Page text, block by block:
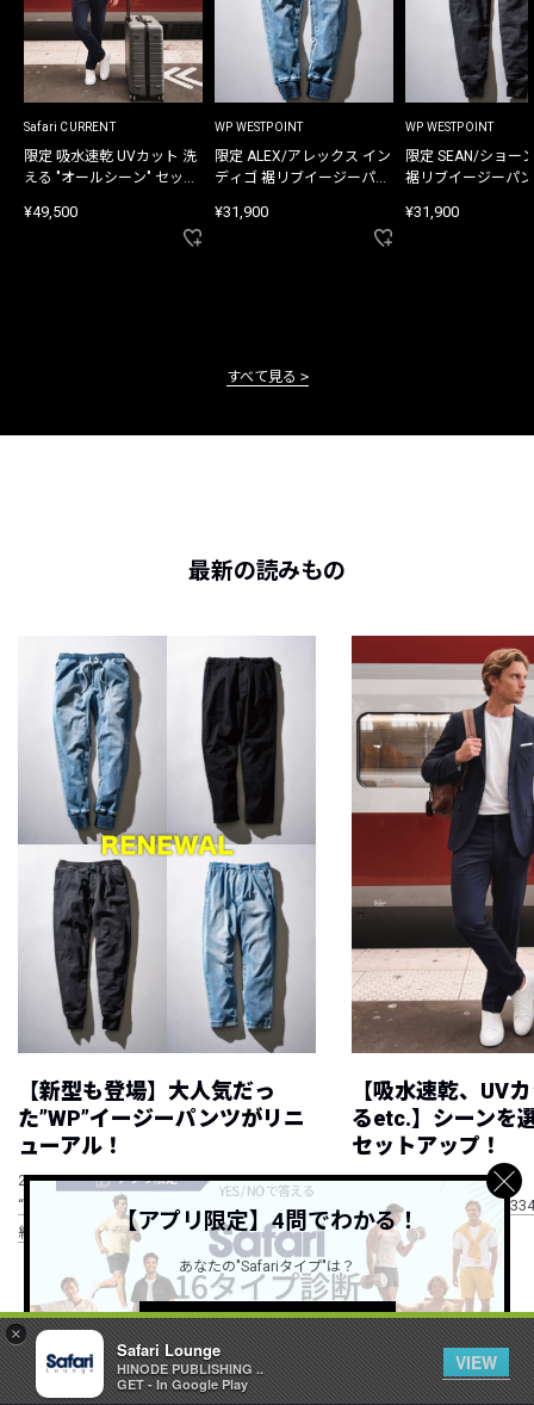
×
Safari Lounge
HINODE PUBLISHING ..
GET - In Google Play
VIEW
Safari CURRENT
限定 吸水速乾 UVカット 洗
える "オールシーン" セット
¥49,500
WP WESTPOINT
限定 ALEX/アレックス イン
ディゴ 裾リブイージーパン
¥31,900
WP WESTPOINT
限定 SEAN/ショー
裾リブイージーパ
¥31,900
すべて見る
最新の読みもの
【新型も登場】大人気だっ
た”WP”イージーパンツがリニ
ューアル！
2026.08.08
NEW
“WP”のイージーパンツを徹底解説&コーデ
紹介
【吸水速乾、UV
るetc.】シーンを
セットアップ！
2026.08.07
NEW
RECOMMEND ITEM vol.334
すべて見る
【アプリ限定】4問でわかる！
あなたの"Safariタイプ"は？
詳しくはこちら ＞